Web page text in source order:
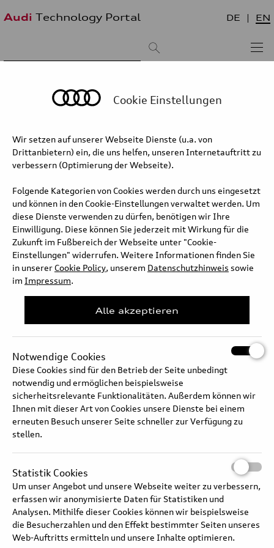
Audi Technology Portal DE EN
älteste zuerst
Audi Q8 e-tron – Drive and efficiency
Revised rear-axle motor and electric torque vectoring for
For the new Audi Q8 e-tron*, the asynchronous motor concept on
the rear axle was modified. Instead of 12 coils generating the
electromagnetic field, there are now 14. The motor consequently
generates a stronger magnetic field with similar electricity input,
which in turn allows for more torque. If this isn’t needed, the
electric motor requires less energy to generate torque. This
lowers consumption and increases range. With the e-tron range’s
S model, Audi used a three-motor concept for the first time in
Full text
Audi Q8 e-tron – Drive and efficiency
Cookie Einstellungen
Wir setzen auf unserer Webseite Dienste (u.a. von
Drittanbietern) ein, die uns helfen, unseren Internetauftritt zu
verbessern (Optimierung der Webseite).
Folgende Kategorien von Cookies werden durch uns eingesetzt
und können in den Cookie-Einstellungen verwaltet werden. Um
diese Dienste verwenden zu dürfen, benötigen wir Ihre
Einwilligung. Diese können Sie jederzeit mit Wirkung für die
Zukunft im Fußbereich der Webseite unter "Cookie-
Einstellungen" widerrufen. Weitere Informationen finden Sie
in unserer Cookie Policy, unserem Datenschutzhinweis sowie
im Impressum.
Alle akzeptieren
Notwendige Cookies
Diese Cookies sind für den Betrieb der Seite unbedingt
notwendig und ermöglichen beispielsweise
sicherheitsrelevante Funktionalitäten. Außerdem können wir
Ihnen mit dieser Art von Cookies unsere Dienste bei einem
erneuten Besuch unserer Seite schneller zur Verfügung zu
stellen.
Statistik Cookies
Um unser Angebot und unsere Webseite weiter zu verbessern,
erfassen wir anonymisierte Daten für Statistiken und
Analysen. Mithilfe dieser Cookies können wir beispielsweise
die Besucherzahlen und den Effekt bestimmter Seiten unseres
Web-Auftritts ermitteln und unsere Inhalte optimieren.